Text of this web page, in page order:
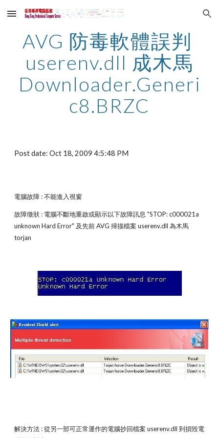
Skip to main content Skip to navigation
AVG 防毒軟體誤判
userenv.dll 成木馬
Downloader.Generi
c8.BRZC
Post date: Oct 18, 2009 4:5:48 PM
電腦故障 : 不能進入視窗
故障徵狀 : 電腦不斷地重啟或顯示以下故障訊息 "STOP: c000021a
unknown Hard Error" 及先前 AVG 掃描檔案 userenv.dll 為木馬
torjan
解決方法 : 從另一部可正常運作的電腦抄回檔案 userenv.dll 到損毀電